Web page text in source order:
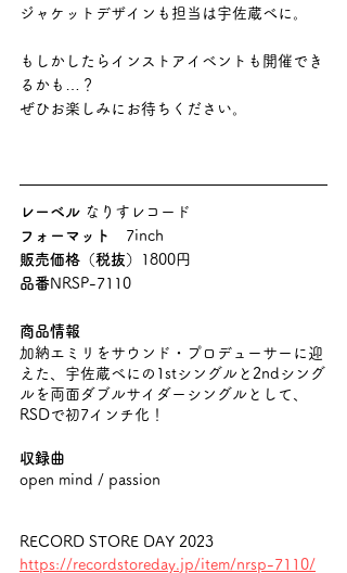
ジャケットデザインも担当は宇佐蔵べに。
もしかしたらインストアイベントも開催でき
るかも…？
ぜひお楽しみにお待ちください。
レーベル なりすレコード
フォーマット 7inch
販売価格（税抜）
1800円
品番NRSP-7110
商品情報
加納エミリをサウンド・プロデューサーに迎
えた、宇佐蔵べにの1stシングルと2ndシング
ルを両面ダブルサイダーシングルとして、
RSDで初7インチ化！
収録曲
open mind / passion
RECORD STORE DAY 2023
https://recordstoreday.jp/item/nrsp-7110/